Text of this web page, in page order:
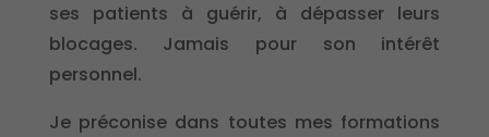
ses patients à guérir, à dépasser leurs
blocages. Jamais pour son intérêt
personnel.
Je préconise dans toutes mes formations